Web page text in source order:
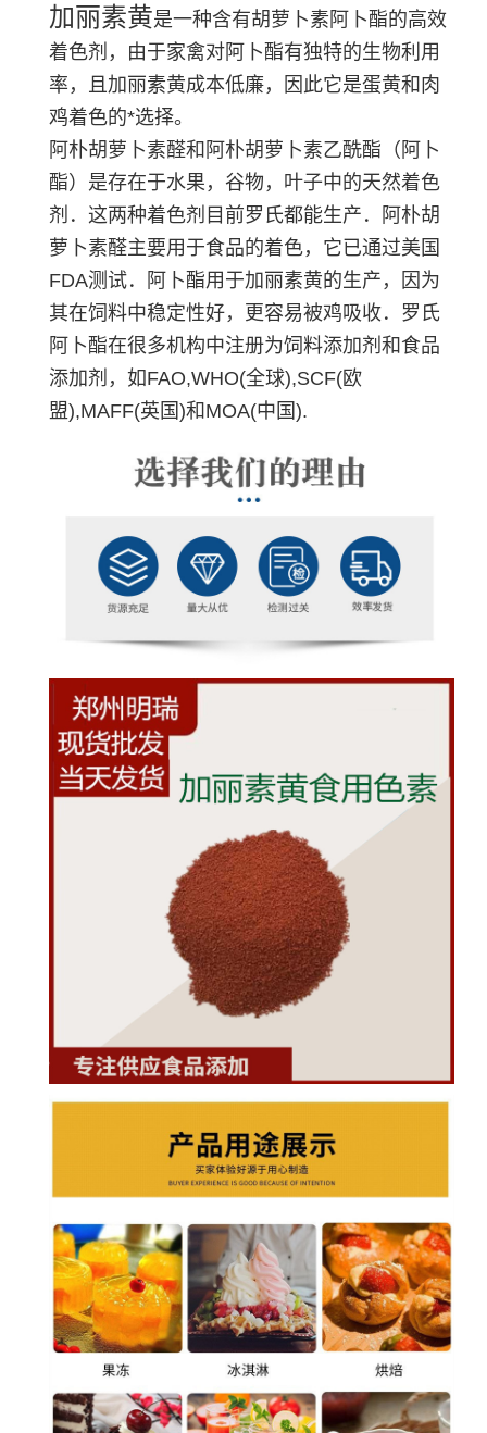
加丽素黄是一种含有胡萝卜素阿卜酯的高效
着色剂，由于家禽对阿卜酯有独特的生物利用
率，且加丽素黄成本低廉，因此它是蛋黄和肉
鸡着色的*选择。
阿朴胡萝卜素醛和阿朴胡萝卜素乙酰酯（阿卜
酯）是存在于水果，谷物，叶子中的天然着色
剂．这两种着色剂目前罗氏都能生产．阿朴胡
萝卜素醛主要用于食品的着色，它已通过美国
FDA测试．阿卜酯用于加丽素黄的生产，因为
其在饲料中稳定性好，更容易被鸡吸收．罗氏
阿卜酯在很多机构中注册为饲料添加剂和食品
添加剂，如FAO,WHO(全球),SCF(欧
盟),MAFF(英国)和MOA(中国).